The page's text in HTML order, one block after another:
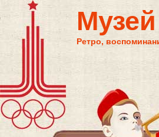
Ретро,